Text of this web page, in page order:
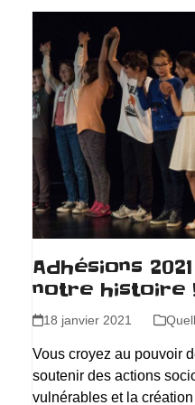
Adhésions
notre histoire
18 janvier 2021
Vous croyez au pouvoir
soutenir des actions
vulnérables et la